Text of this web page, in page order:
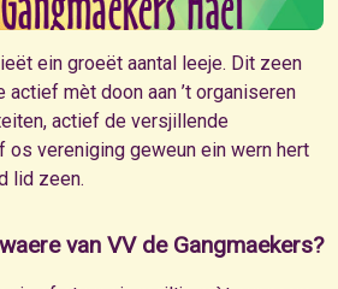
ein groeët aantal leeje. Dit zeen
mèt doon aan ’t organiseren
actief de versjillende
os vereniging geweun ein wern hert
lid zeen.
van VV de Gangmaekers?